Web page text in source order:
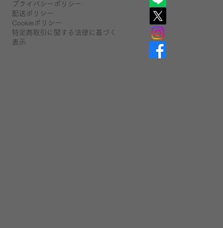
プライバシーポリシー
配送ポリシー
Cookieポリシー
特定商取引に関する法律に基づく
表示